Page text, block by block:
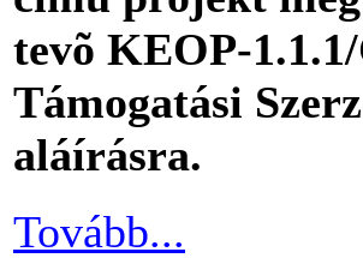
tevõ KEOP-
Támogatási
aláírásra.
Tovább...